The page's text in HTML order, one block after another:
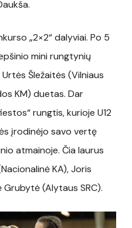
„2×2“ dalyviai. Po 5
mini rungtynių
Šležaitės (Vilniaus
KM) duetas. Dar
rungtis, kurioje U12
įrodinėjo savo vertę
atmainoje. Čia laurus
KA), Joris
(Alytaus SRC).